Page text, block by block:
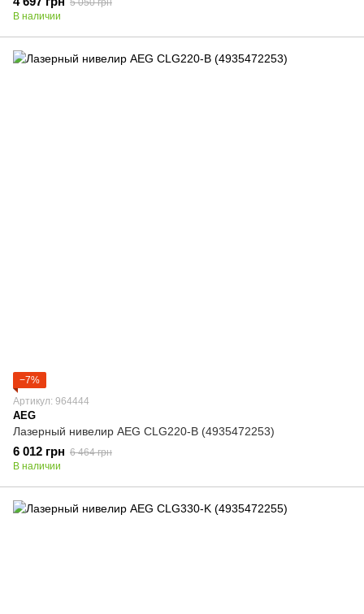
5 050 грн
В наличии
−7%
Артикул: 964444
AEG
Лазерный нивелир AEG CLG220-B (4935472253)
6 012 грн 6 464 грн
В наличии